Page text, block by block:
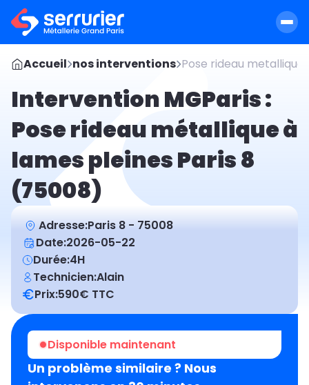
Accueil nos interventions Pose rideau
Intervention MGParis :
Pose rideau métallique à
lames pleines Paris 8
(75008)
Adresse:Paris 8 - 75008
Date:2026-05-22
Durée:4H
Technicien:Alain
Prix:590€ TTC
Intervention réussie
Avant
Disponible maintenant
Un problème similaire ? Nous